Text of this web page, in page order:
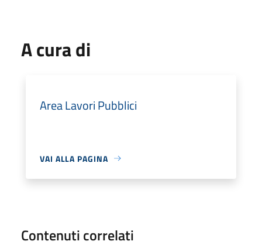
A cura di
Area Lavori Pubblici
VAI ALLA PAGINA
Contenuti correlati